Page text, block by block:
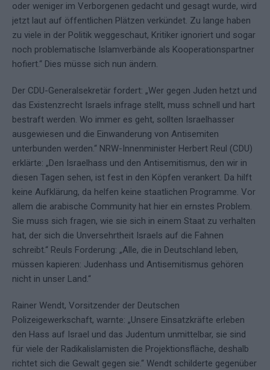
oder weniger im Verborgenen gedacht und gesagt wurde, wird
jetzt laut auf öffentlichen Plätzen verkündet. Zu lange haben
zu viele in der Politik weggeschaut, Kritiker ignoriert und sogar
noch problematische Islamverbände als Kooperationspartner
hofiert.“ Dies müsse sich nun ändern.
Der CDU-Generalsekretär fordert: „Wer gegen Juden hetzt und
das Existenzrecht Israels infrage stellt, muss schnell und hart
bestraft werden. Wo immer es geht, sollten Israelhasser
ausgewiesen und die Einwanderung von Antisemiten
unterbunden werden.“ NRW-Innenminister Herbert Reul (CDU)
erklärte: „Den Israelhass und den Antisemitismus, den wir in
diesen Tagen sehen, ist fest in den Köpfen verankert. Da hilft
keine Aufklärung, da helfen keine staatlichen Programme. Vor
allem die arabische Community hat hier ein ernstes Problem.
Sie muss sich fragen, wie sie sich in einem Staat zu verhalten
hat, der sich die Unversehrtheit Israels auf die Fahnen
schreibt.“ Reuls Forderung: „Alle, die in Deutschland leben,
müssen kapieren: Judenhass und Antisemitismus gehören
nicht in unser Land.“
Rainer Wendt, Vorsitzender der Deutschen
Polizeigewerkschaft, warnte: „Unsere Einsatzkräfte erleben
den Hass auf Israel und das Judentum unmittelbar, sie sind
für viele der Radikalislamisten die Projektionsfläche, deshalb
richtet sich die Gewalt gegen sie.“ Wendt schilderte gegenüber